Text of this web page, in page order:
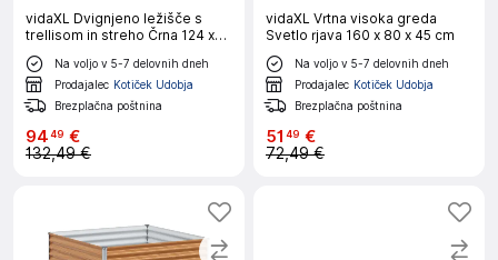
vidaXL Dvignjeno ležišče s
trellisom in streho Črna 124 x
40 x 125 cm
Na voljo v 5-7 delovnih dneh
Prodajalec Kotiček Udobja
Brezplačna poštnina
9449 €
132,49 €
vidaXL Vrtna visoka greda
Svetlo rjava 160 x 80 x 45 cm
Na voljo v 5-7 delovnih dneh
Prodajalec Kotiček Udobja
Brezplačna poštnina
51 49 €
72,49 €